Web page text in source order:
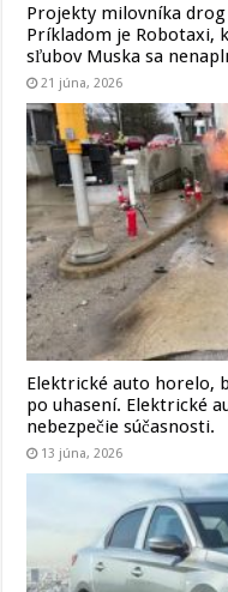
Projekty milovníka drog
Príkladom je Robotaxi,
sľubov Muska sa
21 júna, 2026
Elektrické auto horelo,
po uhasení. Elektrické
nebezpečie súčasnosti.
13 júna, 2026